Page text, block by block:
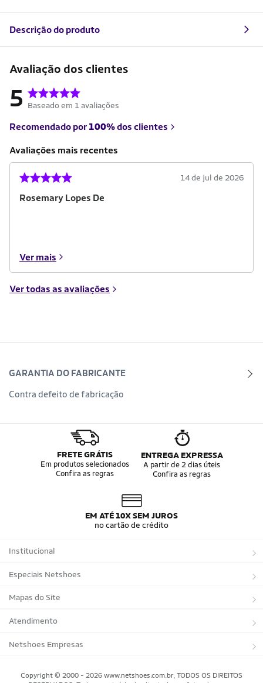
Descrição do produto
Avaliação dos clientes
5 Baseado em 1 avaliações
Recomendado por 100%dos clientes
Avaliações mais recentes
Rosemary Lopes De
14 de jul de 2026
Ver mais
Ver todas as avaliações
GARANTIA DO FABRICANTE
Contra defeito de fabricação
FRETE GRÁTIS
Em produtos selecionados
Confira as regras
ENTREGA EXPRESSA
A partir de 2 dias úteis
Confira as regras
EM ATÉ 10X SEM JUROS
no cartão de crédito
Institucional
Sobre a Netshoes
Política de Privacidade
Programa de Afiliados
Regulamentos
Especiais Netshoes
Suplementos
Corrida
Bicicletas
Mapas do Site
Marcas
Tipos de Produtos
Atendimento
Trocas e devoluções
Netshoes Empresas
Copyright © 2000 - 2026 www.netshoes.com.br, TODOS OS DIREITOS